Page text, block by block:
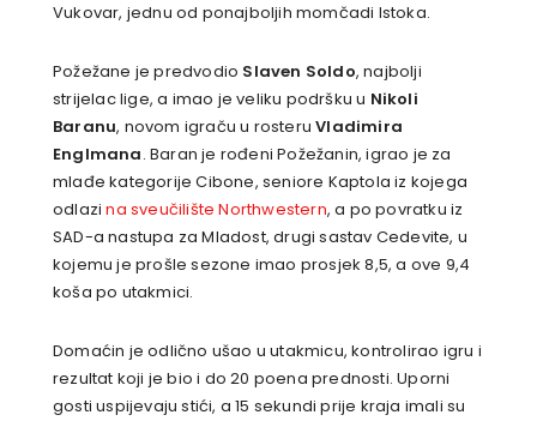
Vukovar, jednu od ponajboljih momčadi Istoka.
Požežane je predvodio Slaven Soldo, najbolji
strijelac lige, a imao je veliku podršku u Nikoli
Baranu, novom igraču u rosteruVladimira
Englmana. Baran je rođeni Požežanin, igrao je za
mlađe kategorije Cibone, seniore Kaptola iz kojega
odlazina sveučilište Northwestern, a po povratku iz
SAD-a nastupa za Mladost, drugi sastav Cedevite, u
kojemu je prošle sezone imao prosjek 8,5, a ove 9,4
koša po utakmici.
Domaćin je odlično ušao u utakmicu, kontrolirao igru i
rezultat koji je bio i do 20 poena prednosti. Uporni
gosti uspijevaju stići, a 15 sekundi prije kraja imali su